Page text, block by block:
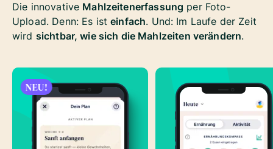
Die innovative Mahlzeitenerfassung per Foto-
Upload. Denn: Es isteinfach. Und: Im Laufe der Zeit
wird sichtbar, wie sich die Mahlzeiten verändern.
NEU!